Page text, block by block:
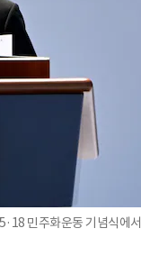
민주화운동 기념식에